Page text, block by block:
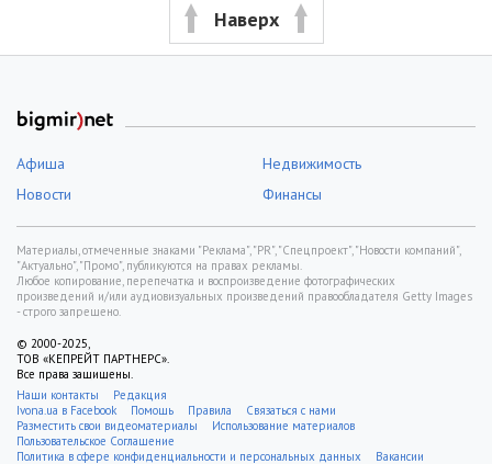
Наверх
Афиша
Недвижимость
Новости
Финансы
Материалы, отмеченные знаками "Реклама", "PR", "Спецпроект", "Новости компаний",
"Актуально", "Промо", публикуются на правах рекламы.
Любое копирование, перепечатка и воспроизведение фотографических
произведений и/или аудиовизуальных произведений правообладателя Getty Images
- строго запрещено.
© 2000-2025,
ТОВ «КЕПРЕЙТ ПАРТНЕРС».
Все права защищены.
Наши контакты
Редакция
Ivona.ua в Facebook
Помощь Правила
Связаться с нами
Разместить свои видеоматериалы
Использование материалов
Пользовательское Соглашение
Политика в сфере конфиденциальности и персональных данных
Вакансии